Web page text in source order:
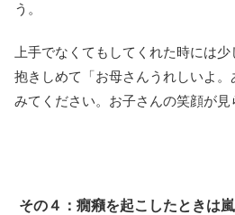
う。
上手でなくてもしてくれた時には
抱きしめて「お母さんうれしいよ
みてください。お子さんの笑顔が見
その４：癇癪を起こしたときは